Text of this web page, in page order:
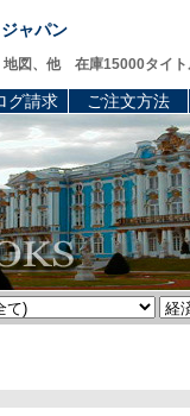
ャパン
地図、他 在庫15000タイト
グ請求 ご注文方法